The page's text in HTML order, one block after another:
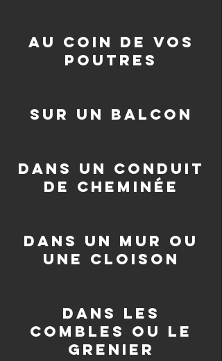
au coin de vos
poutres
sur un balcon
dans un conduit
de cheminée
dans un mur ou
une cloison
dans les
combles ou le
grenier